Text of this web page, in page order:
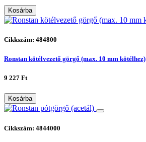
Kosárba
Cikkszám: 484800
Ronstan kötélvezető görgő (max. 10 mm kötélhez)
9 227 Ft
Kosárba
Cikkszám: 4844000